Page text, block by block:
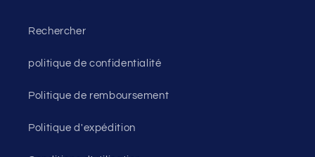
Rechercher
politique de confidentialité
Politique de remboursement
Politique d'expédition